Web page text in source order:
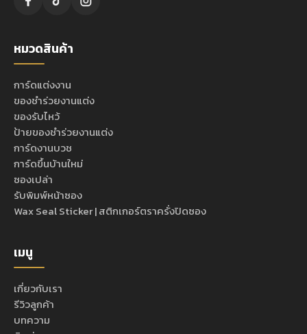
หมวดสินค้า
การ์ดแต่งงาน
ของชำร่วยงานแต่ง
ของรับไหว้
ป้ายของชำร่วยงานแต่ง
การ์ดงานบวช
การ์ดขึ้นบ้านใหม่
ซองเปล่า
รับพิมพ์หน้าซอง
Wax Seal Sticker | สติกเกอร์ตราครั่งปิดซอง
เมนู
เกี่ยวกับเรา
รีวิวลูกค้า
บทความ